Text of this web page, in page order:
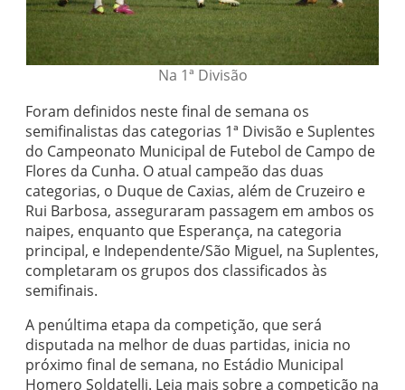
Na 1ª Divisão
Foram definidos neste final de semana os
semifinalistas das categorias 1ª Divisão e Suplentes
do Campeonato Municipal de Futebol de Campo de
Flores da Cunha. O atual campeão das duas
categorias, o Duque de Caxias, além de Cruzeiro e
Rui Barbosa, asseguraram passagem em ambos os
naipes, enquanto que Esperança, na categoria
principal, e Independente/São Miguel, na Suplentes,
completaram os grupos dos classificados às
semifinais.
A penúltima etapa da competição, que será
disputada na melhor de duas partidas, inicia no
próximo final de semana, no Estádio Municipal
Homero Soldatelli. Leia mais sobre a competição na